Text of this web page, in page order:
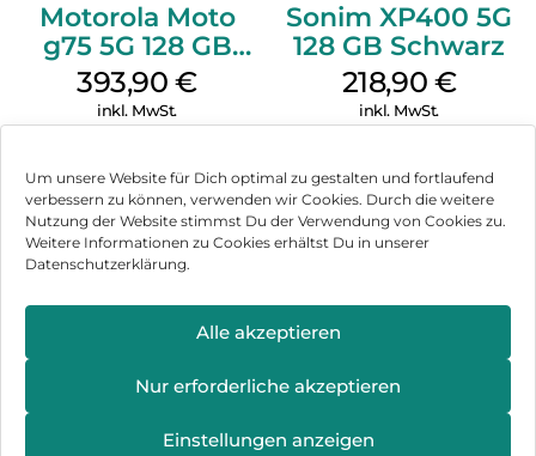
Um unsere Website für Dich optimal zu gestalten und fortlaufend
verbessern zu können, verwenden wir Cookies. Durch die weitere
Nutzung der Website stimmst Du der Verwendung von Cookies zu.
Weitere Informationen zu Cookies erhältst Du in unserer
Datenschutzerklärung.
Alle akzeptieren
Nur erforderliche akzeptieren
Einstellungen anzeigen
Motorola Moto
g75 5G 128 GB
Charcoal Gray
393,90€
inkl. MwSt.
Sonim XP400 5G
128 GB Schwarz
218,90 €
inkl. MwSt.
Impressum
Hinweis zur Batterieentsorgung
Können wir Dir behilflich sein?